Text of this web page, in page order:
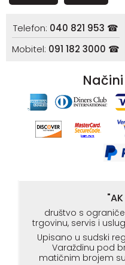
Telefon: 040 821 953 ☎
Mobitel: 091 182 3000 ☎
društvo s
trgovinu, servis i
Upisano u sudski
Varaždinu pod
matičnim brojem